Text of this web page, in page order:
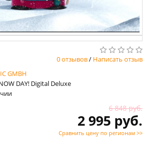
0 отзывов/ Написать отзыв
GMBH
DAY! Digital Deluxe
6 848 руб.
2 995 руб.
Сравнить цену по регионам >>